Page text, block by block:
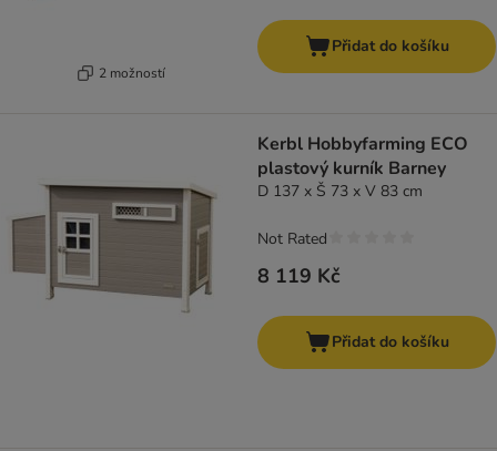
2 možností
Přidat do košíku
Kerbl Hobbyfarming ECO
plastový kurník Barney
D 137 x Š 73 x V 83 cm
8 119 Kč
Not Rated
Přidat do košíku